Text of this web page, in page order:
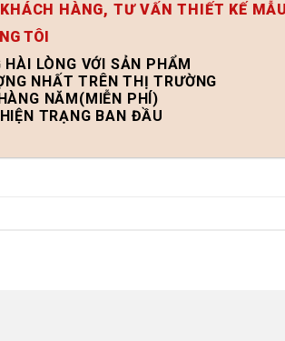
HÀNG, TƯ VẤN THIẾT KẾ
TÔI
LÒNG VỚI SẢN PHẨM
NHẤT TRÊN THỊ TRƯỜNG
NĂM(MIỄN PHÍ)
TRẠNG BAN ĐẦU